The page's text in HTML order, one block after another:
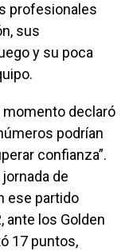
profesionales
sus
y su poca
momento declaró
podrían
confianza”.
de
ese partido
ante los Golden
17 puntos,